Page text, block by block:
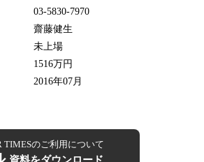
03-5830-7970
齋藤健生
未上場
1516万円
2016年07月
TIMESのご利用について